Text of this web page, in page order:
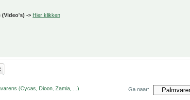
(Video's) -> Hier klikken
(Cycas, Dioon, Zamia, ...) Ga naar: